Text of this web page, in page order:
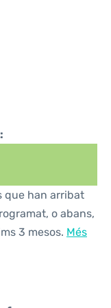
que han arribat
o abans,
3 mesos. Més